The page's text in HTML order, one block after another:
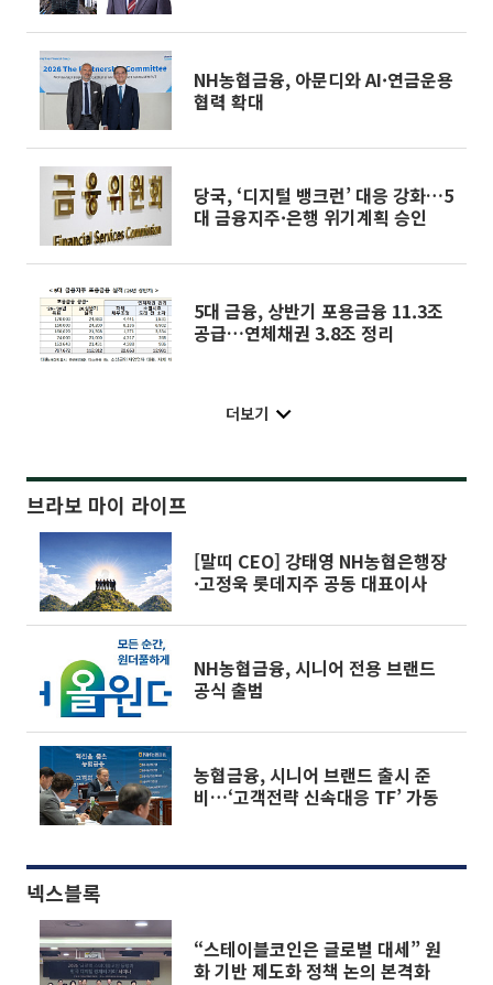
NH농협금융, 아문디와 AI·연금운용
협력 확대
당국, ‘디지털 뱅크런’ 대응 강화…5
대 금융지주·은행 위기계획 승인
5대 금융, 상반기 포용금융 11.3조
공급…연체채권 3.8조 정리
더보기
브라보 마이 라이프
[말띠 CEO] 강태영 NH농협은행장
·고정욱 롯데지주 공동 대표이사
NH농협금융, 시니어 전용 브랜드
공식 출범
농협금융, 시니어 브랜드 출시 준
비…‘고객전략 신속대응 TF’ 가동
넥스블록
“스테이블코인은 글로벌 대세” 원
화 기반 제도화 정책 논의 본격화